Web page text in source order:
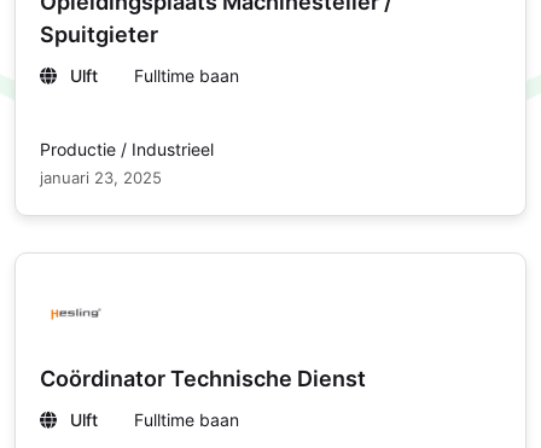
Spuitgieter
Ulft Fulltime baan
Productie / Industrieel
januari 23, 2025
Coördinator Technische Dienst
Ulft Fulltime baan